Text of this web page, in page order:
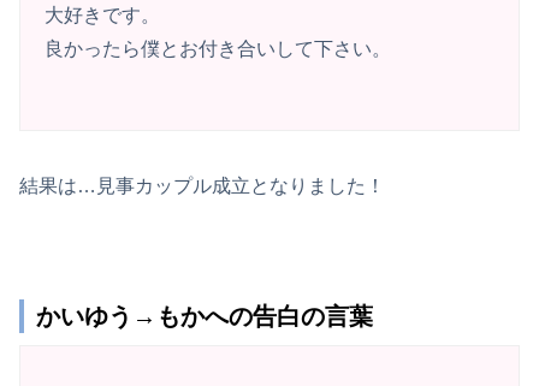
大好きです。
良かったら僕とお付き合いして下さい。
結果は…見事カップル成立となりました！
かいゆう→もかへの告白の言葉